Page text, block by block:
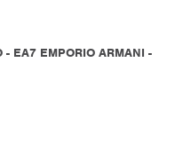
- EA7 EMPORIO ARMANI -